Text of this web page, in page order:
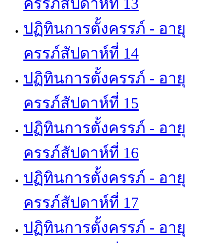
ปฏิทินการตั้งครรภ์ - อายุ
ครรภ์สัปดาห์ที่ 14
ปฏิทินการตั้งครรภ์ - อายุ
ครรภ์สัปดาห์ที่ 15
ปฏิทินการตั้งครรภ์ - อายุ
ครรภ์สัปดาห์ที่ 16
ปฏิทินการตั้งครรภ์ - อายุ
ครรภ์สัปดาห์ที่ 17
ปฏิทินการตั้งครรภ์ - อายุ